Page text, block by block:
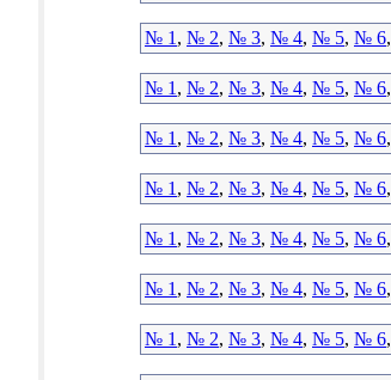
№ 1 , № 2, № 3, № 4, № 5, № 6,
№ 1 , № 2, № 3, № 4, № 5, № 6,
№ 1 , № 2, № 3, № 4, № 5, № 6,
№ 1 , № 2, № 3, № 4, № 5, № 6,
№ 1 , № 2, № 3, № 4, № 5, № 6,
№ 1 , № 2, № 3, № 4, № 5, № 6,
№ 1 , № 2, № 3, № 4, № 5, № 6,